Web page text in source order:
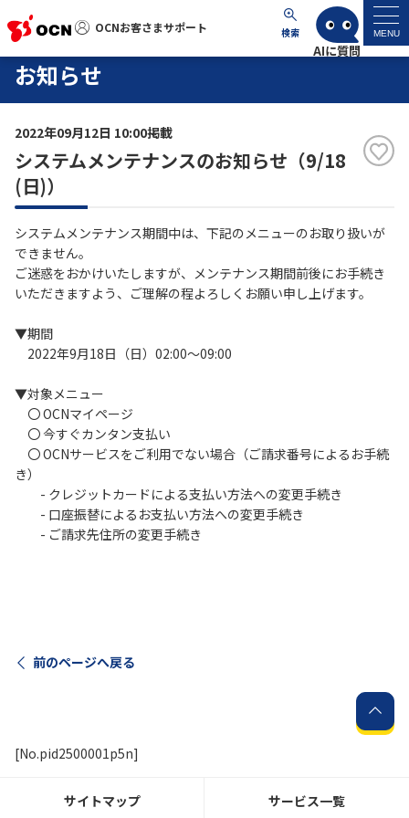
OCNお客さまサポート 検索 MENU
OCNお客さまサポート
サポートトップ
よくあるご質問
工事・故障情報
各種ダウンロード
お問い合わせ
履歴・お気に入り
お知らせ サポートサイトの使い方
お知らせ
2022年09月12日 10:00掲載
システムメンテナンスのお知らせ（9/18
(日)）
システムメンテナンス期間中は、下記のメニューのお取り扱いが
できません。
ご迷惑をおかけいたしますが、メンテナンス期間前後にお手続き
いただきますよう、ご理解の程よろしくお願い申し上げます。
▼期間
2022年9月18日（日）02:00～09:00
▼対象メニュー
〇 OCNマイページ
〇 今すぐカンタン支払い
〇 OCNサービスをご利用でない場合（ご請求番号によるお手続
き）
- クレジットカードによる支払い方法への変更手続き
- 口座振替によるお支払い方法への変更手続き
- ご請求先住所の変更手続き
前のページへ戻る
[No.pid2500001p5n]
サイトマップ サービス一覧